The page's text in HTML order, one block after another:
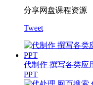
分享网盘课程资源
Tweet
代制作 撰写各类应
PPT